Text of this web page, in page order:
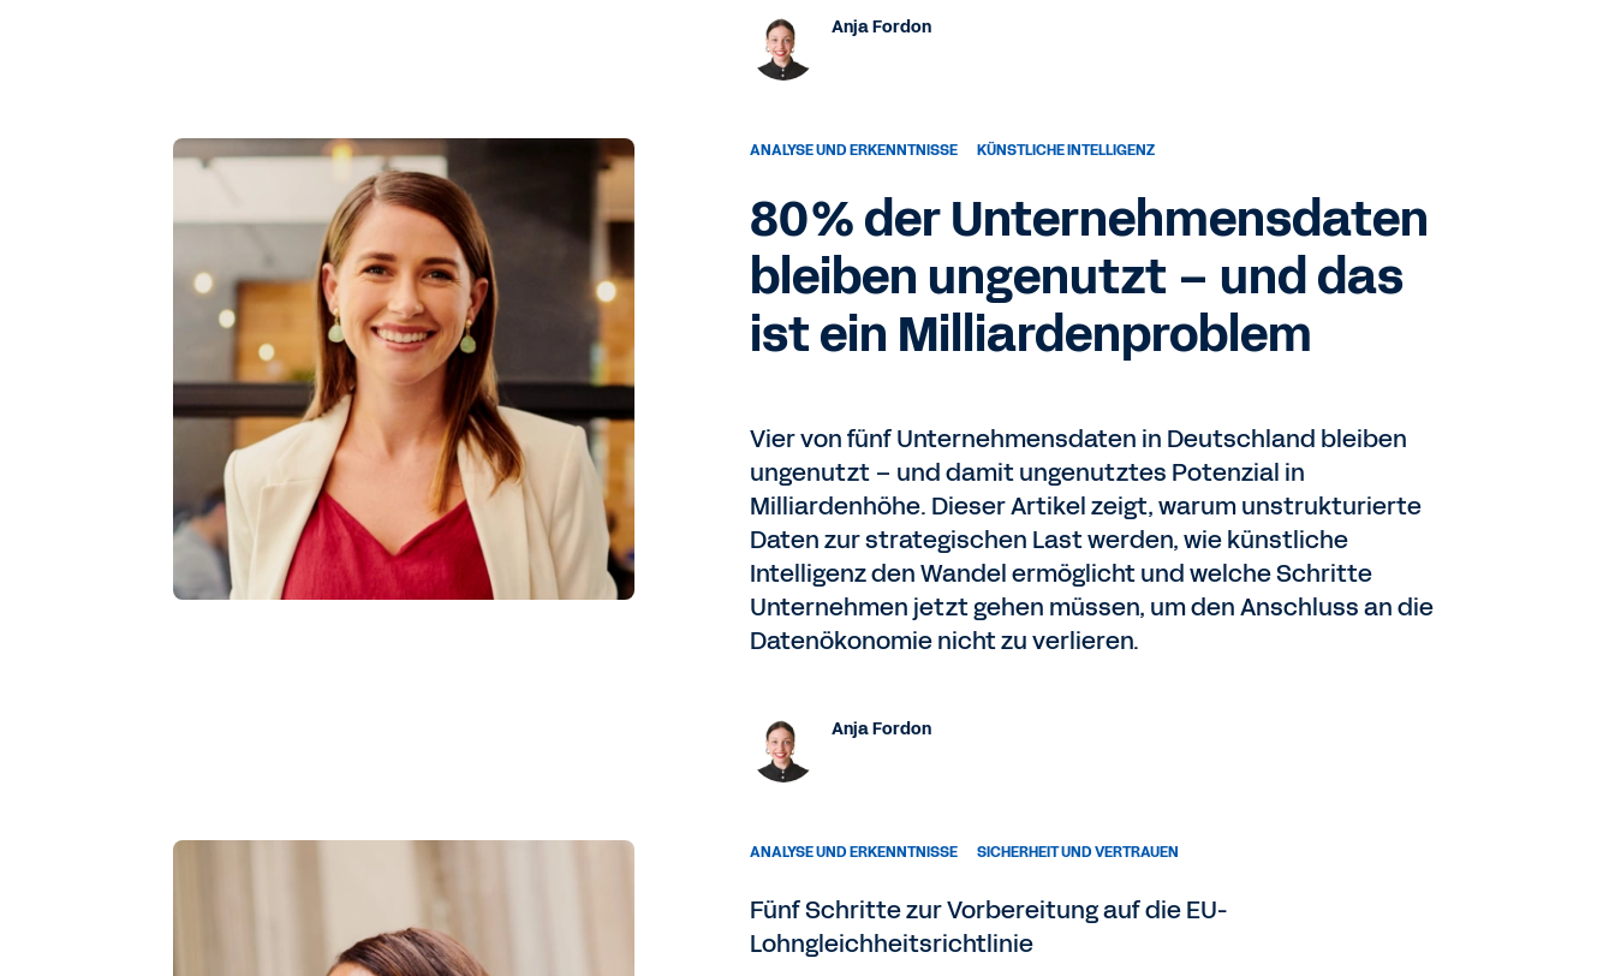
Anja Fordon
ANALYSE UND ERKENNTNISSE KÜNSTLICHE INTELLIGENZ
80 % der Unternehmensdaten
bleiben ungenutzt – und das
ist ein Milliardenproblem
Vier von fünf Unternehmensdaten in Deutschland bleiben
ungenutzt – und damit ungenutztes Potenzial in
Milliardenhöhe. Dieser Artikel zeigt, warum unstrukturierte
Daten zur strategischen Last werden, wie künstliche
Intelligenz den Wandel ermöglicht und welche Schritte
Unternehmen jetzt gehen müssen, um den Anschluss an die
Datenökonomie nicht zu verlieren.
Anja Fordon
ANALYSE UND ERKENNTNISSE SICHERHEIT UND VERTRAUEN
Fünf Schritte zur Vorbereitung auf die EU-
Lohngleichheitsrichtlinie